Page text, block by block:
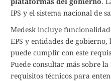
IPS y el sistema nacional de
Medesk incluye
EPS y entidades de
puede cumplir con este
Puede consultar más sobre la
requisitos técnicos para